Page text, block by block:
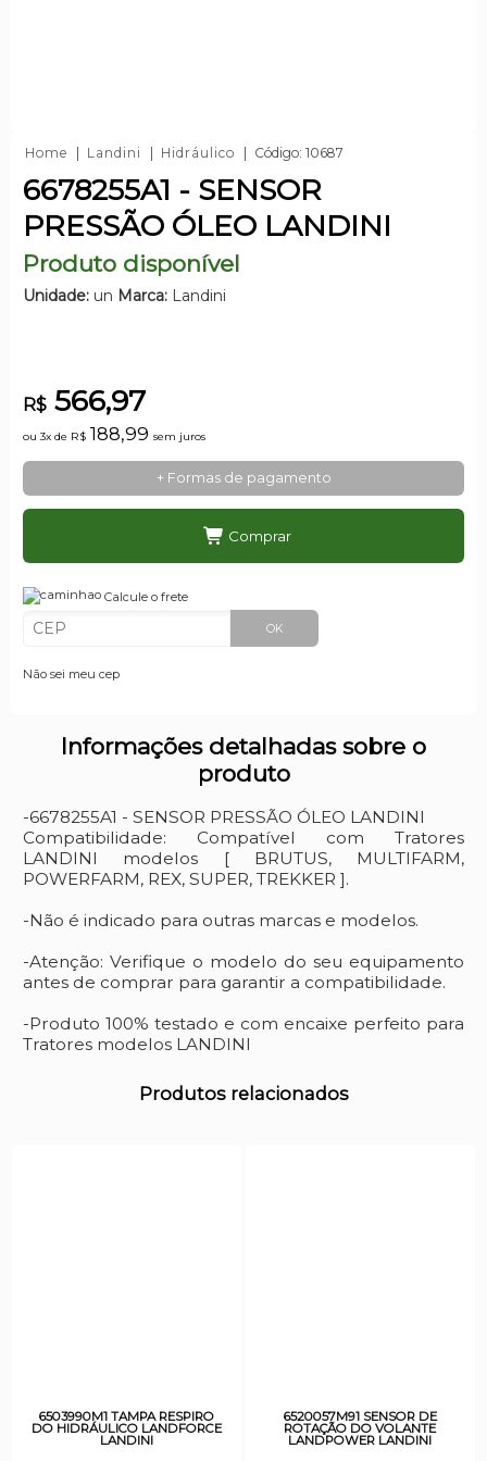
Home Landini Hidráulico Código: 10687
6678255A1 - SENSOR
PRESSÃO ÓLEO LANDINI
Produto disponível
Unidade:un Marca:Landini
R$566,97
ou 3x de R$188,99 sem juros
+ Formas de pagamento
Comprar
Calcule o frete
OK
Não sei meu cep
Informações detalhadas sobre o
produto
-6678255A1 - SENSOR PRESSÃO ÓLEO LANDINI
Compatibilidade: Compatível com Tratores
LANDINI modelos [ BRUTUS, MULTIFARM,
POWERFARM, REX, SUPER, TREKKER ].
-Não é indicado para outras marcas e modelos.
-Atenção: Verifique o modelo do seu equipamento
antes de comprar para garantir a compatibilidade.
-Produto 100% testado e com encaixe perfeito para
Tratores modelos LANDINI
Produtos relacionados
6503990M1 TAMPA RESPIRO
DO HIDRÁULICO LANDFORCE
LANDINI
6520057M91 SENSOR DE
ROTAÇÃO DO VOLANTE
LANDPOWER LANDINI